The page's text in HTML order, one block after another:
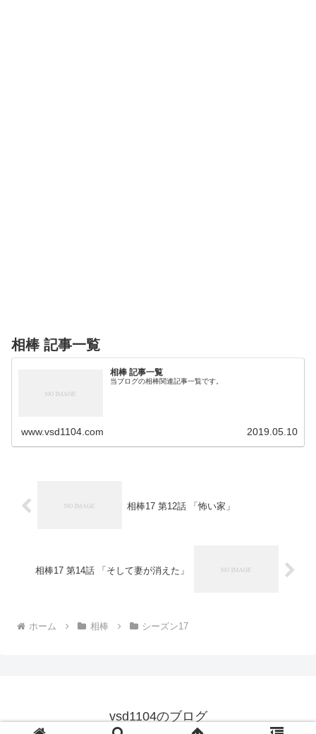
相棒 記事一覧
相棒 記事一覧
当ブログの相棒関連記事一覧です。
www.vsd1104.com 2019.05.10
相棒17 第12話 「怖い家」
相棒17 第14話 「そして妻が消えた」
ホーム 相棒 シーズン17
vsd1104のブログ